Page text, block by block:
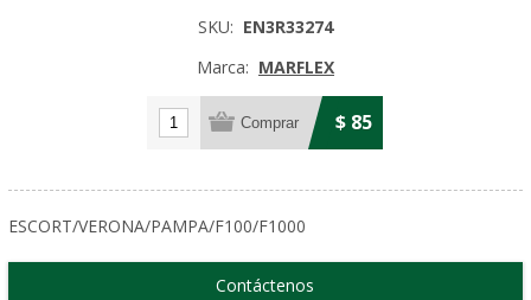
SKU: EN3R33274
Marca: MARFLEX
$ 85
ESCORT/VERONA/PAMPA/F100/F1000
Contáctenos